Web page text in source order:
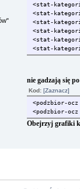
<stat-
<stat-
<stat-
<stat-
<stat-
<stat-
nie gadzają się
Kod: [Zaznacz]
<podzbior-
<podzbior-
Obejrzyj grafiki